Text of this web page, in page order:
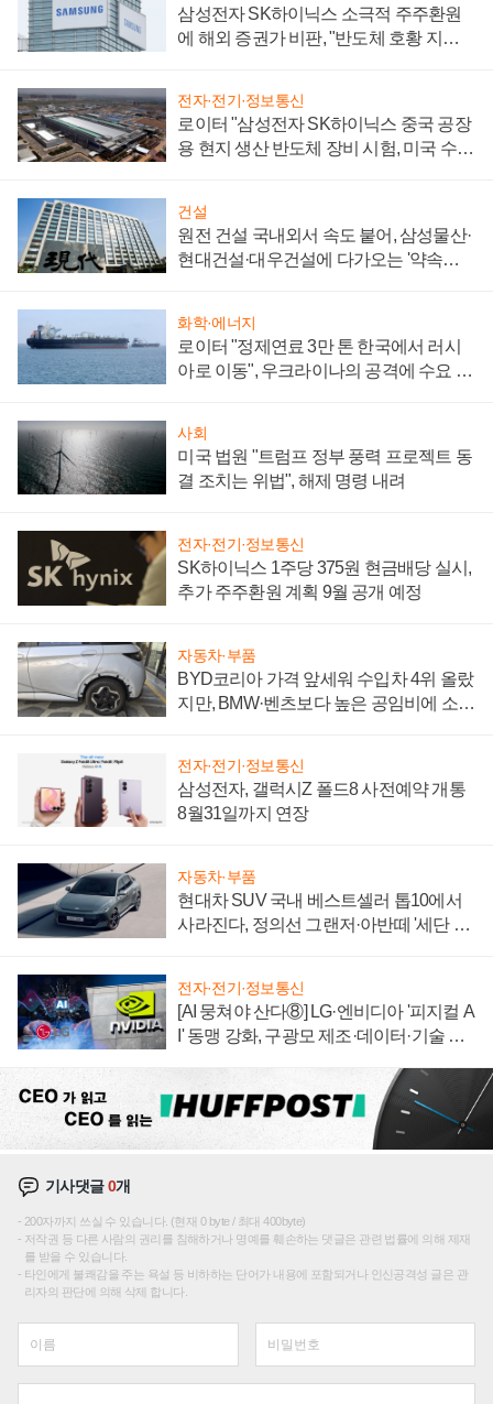
삼성전자 SK하이닉스 소극적 주주환원
에 해외 증권가 비판, "반도체 호황 지속
전자·전기·정보통신
로이터 "삼성전자 SK하이닉스 중국 공장
용 현지 생산 반도체 장비 시험, 미국 수출
건설
원전 건설 국내외서 속도 붙어, 삼성물산·
현대건설·대우건설에 다가오는 '약속의
화학·에너지
로이터 "정제연료 3만 톤 한국에서 러시
아로 이동", 우크라이나의 공격에 수요 늘
사회
미국 법원 "트럼프 정부 풍력 프로젝트 동
결 조치는 위법", 해제 명령 내려
전자·전기·정보통신
SK하이닉스 1주당 375원 현금배당 실시,
추가 주주환원 계획 9월 공개 예정
자동차·부품
BYD코리아 가격 앞세워 수입차 4위 올랐
지만, BMW·벤츠보다 높은 공임비에 소비
전자·전기·정보통신
삼성전자, 갤럭시Z 폴드8 사전예약 개통
8월31일까지 연장
자동차·부품
현대차 SUV 국내 베스트셀러 톱10에서
사라진다, 정의선 그랜저·아반떼 '세단 쌍
전자·전기·정보통신
[AI 뭉쳐야 산다⑧] LG·엔비디아 '피지컬 A
I' 동맹 강화, 구광모 제조·데이터·기술 결
기사댓글0개
200자까지 쓰실 수 있습니다. (현재 0 byte / 최대 400byte)
저작권 등 다른 사람의 권리를 침해하거나 명예를 훼손하는 댓글은 관련 법률에 의해 제재
를 받을 수 있습니다.
타인에게 불쾌감을 주는 욕설 등 비하하는 단어가 내용에 포함되거나 인신공격성 글은 관
리자의 판단에 의해 삭제 합니다.